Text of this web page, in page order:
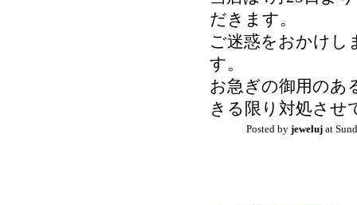
だきます。
ご迷惑をおかけし
す。
お急ぎの御用のあ
きる限り対処させ
Posted by jeweluj at